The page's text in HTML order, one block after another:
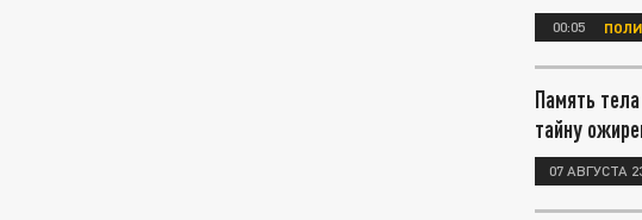
00:05
Память
тайну
07 АВГУСТА